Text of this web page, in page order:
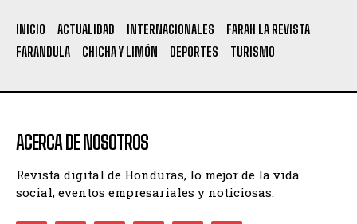
INICIO ACTUALIDAD INTERNACIONALES
FARAH LA REVISTA
FARANDULA
CHICHA Y LIMÓN DEPORTES TURISMO
ACERCA DE NOSOTROS
Revista digital de Honduras, lo mejor de la vida
social, eventos empresariales y noticiosas.